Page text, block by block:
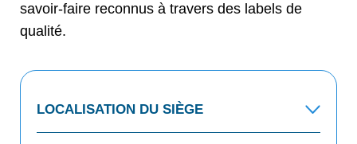
savoir-faire reconnus à travers des labels de
qualité.